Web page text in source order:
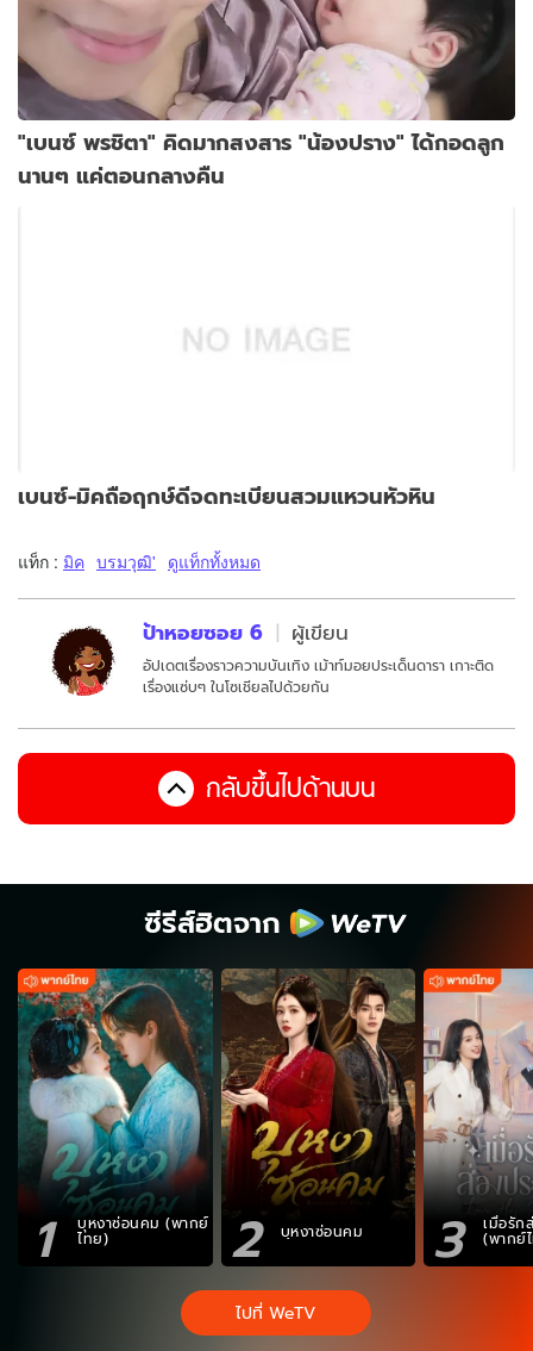
"เบนซ์ พรชิตา" คิดมากสงสาร "น้องปราง" ได้กอดลูก
นานๆ แค่ตอนกลางคืน
เบนซ์-มิคถือฤกษ์ดีจดทะเบียนสวมแหวนหัวหิน
แท็ก : มิค บรมวุฒิ' ดูแท็กทั้งหมด
ป้าหอยซอย 6 ผู้เขียน
อัปเดตเรื่องราวความบันเทิง เม้าท์มอยประเด็นดารา เกาะติด
เรื่องแซ่บๆ ในโซเชียลไปด้วยกัน
กลับขึ้นไปด้านบน
ซีรีส์ฮิตจาก
1 บุหงาซ่อนคม (พากย์
ไทย) 2 บุหงาซ่อนคม 3 เมื่อรัก
(พากย์
ไปที่ WeTV